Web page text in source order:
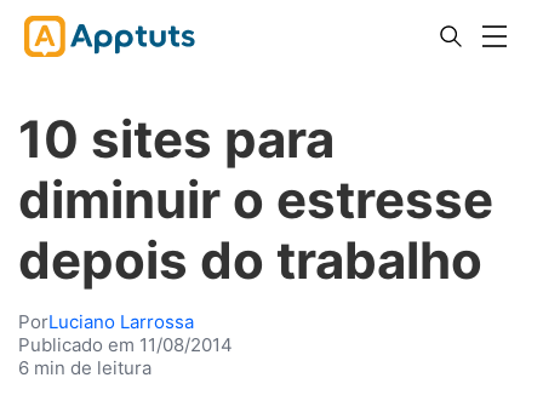
10 sites para
diminuir o estresse
depois do trabalho
PorLuciano Larrossa
Publicado em 11/08/2014
6 min de leitura